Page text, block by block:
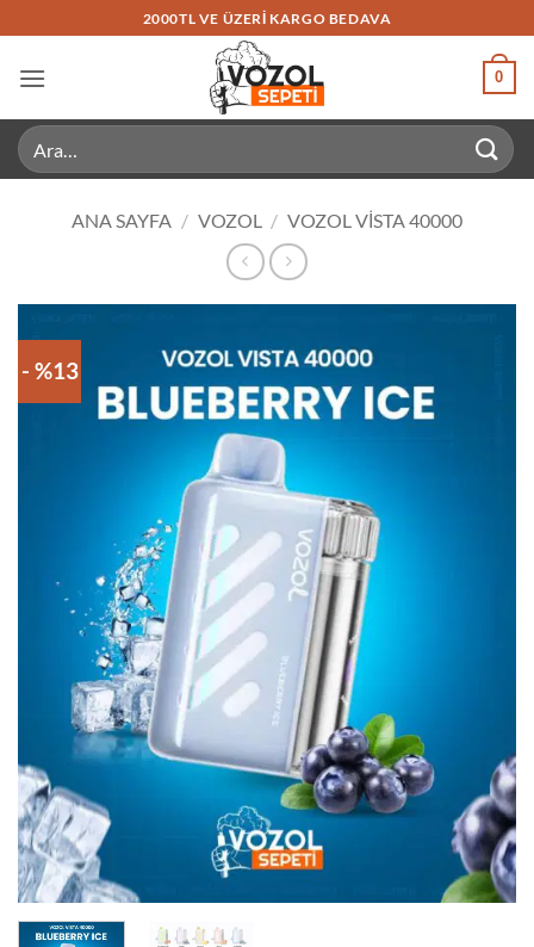
atla
2000TL VE ÜZERI KARGO BEDAVA
0
Ara:
ANA SAYFA / VOZOL / VOZOL VISTA 40000
- %13